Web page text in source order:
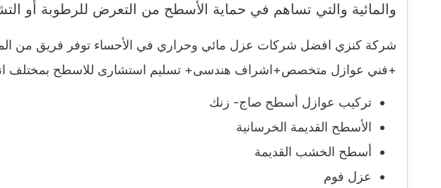
والمائية والتي تساهم في حماية الأسطح من التعرض للرطوبة أو
شركة كنزي افضل شركات عزل مائي وحراري في الأحساء توفر فريق من
+فني عوازل متخصص+اشراف هندسى+ تسليم استشارى للاسطح بمختلف
تركيب عوازل أسطح صاج- زنك
الأسطح القديمة الخرسانية
أسطح الخشب القديمة
عزل فوم